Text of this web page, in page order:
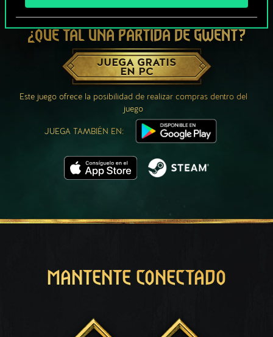
¿QUÉ TAL UNA PARTIDA DE GWENT?
JUEGA GRATIS
EN PC
Este juego ofrece la posibilidad de realizar compras dentro del
juego
JUEGA TAMBIÉN EN:
MANTENTE CONECTADO